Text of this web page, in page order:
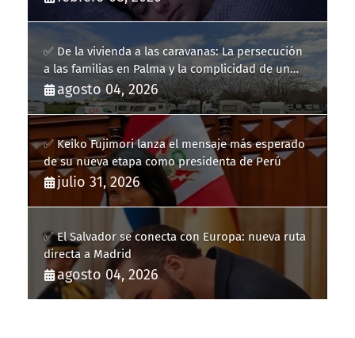
✅ De la vivienda a las caravanas: La persecución
a las familias en Palma y la complicidad de un
fracaso heredado
agosto 04, 2026
✅ Keiko Fujimori lanza el mensaje más esperado
de su nueva etapa como presidenta de Perú
julio 31, 2026
✅ El Salvador se conecta con Europa: nueva ruta
directa a Madrid
agosto 04, 2026